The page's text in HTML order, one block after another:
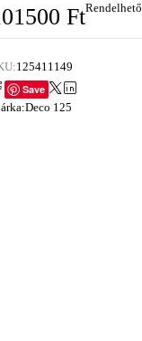
FtRendelhető
125411149
Save
Deco 125